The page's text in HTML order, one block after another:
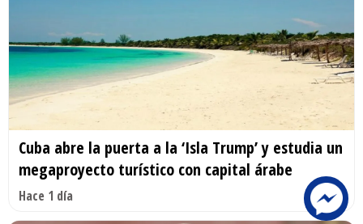
Cuba abre la puerta a la ‘Isla Trump’ y estudia un
megaproyecto turístico con capital árabe
Hace 1 día